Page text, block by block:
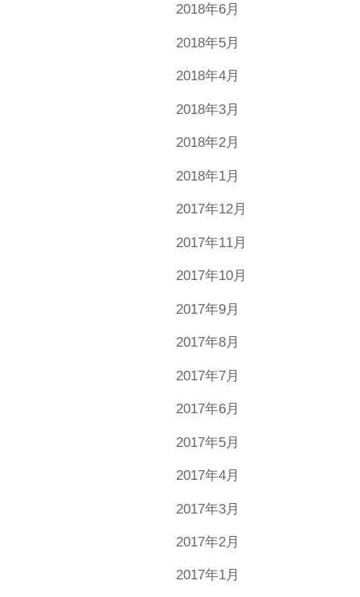
2018年6月
2018年5月
2018年4月
2018年3月
2018年2月
2018年1月
2017年12月
2017年11月
2017年10月
2017年9月
2017年8月
2017年7月
2017年6月
2017年5月
2017年4月
2017年3月
2017年2月
2017年1月